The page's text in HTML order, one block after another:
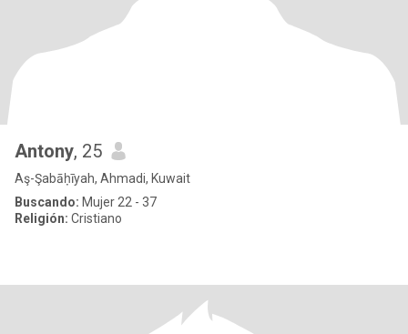
Antony, 25
Aş-Şabāḥīyah, Ahmadi, Kuwait
Buscando: Mujer 22 - 37
Religión: Cristiano